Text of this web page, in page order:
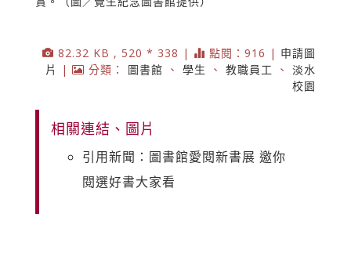
82.32 KB , 520 * 338 | 點閱：916 | 申請圖
片
| 分類： 圖書館 、 學生 、 教職員工 、 淡水
校園
相關連結、圖片
引用新聞：圖書館愛閱新書展 邀你
閱選好書大家看